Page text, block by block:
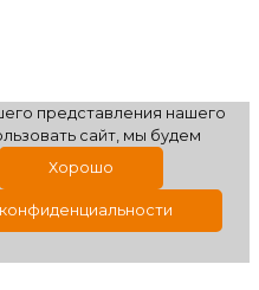
представления нашего
сайт, мы будем
Хорошо